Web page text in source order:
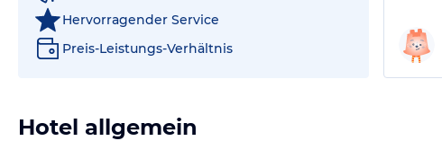
Hervorragender Service
Preis-Leistungs-Verhältnis
Hotel allgemein